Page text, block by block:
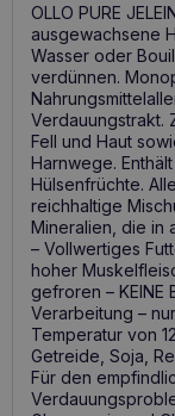
OLLO PURE
ausgewachsene
Wasser oder
verdünnen.
Verdauungstrakt.
Fell und Haut
Harnwege.
Hülsenfrüchte.
reichhaltige
Mineralien, die in
– Vollwertiges
hoher
gefroren – KEINE
Verarbeitung –
Temperatur von
Getreide, Soja,
Für den